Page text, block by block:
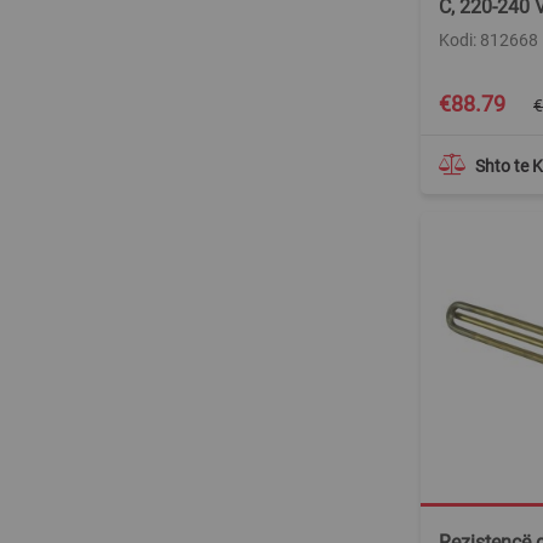
C, 220-240
Kodi: 812668
Shto te
Special
Price
€88.79